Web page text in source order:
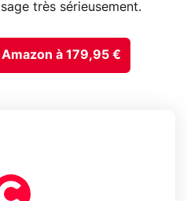
très sérieusement.
à 179,95 €